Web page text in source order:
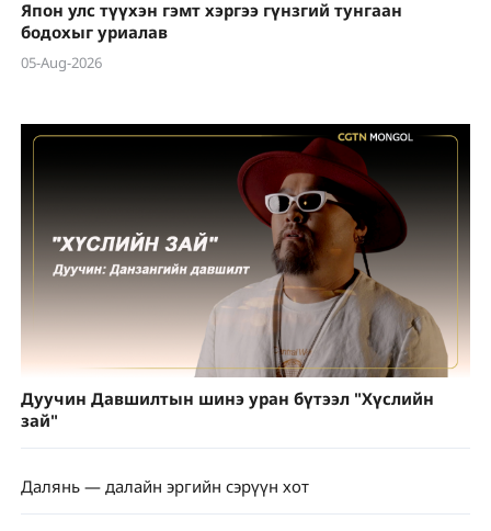
Япон улс түүхэн гэмт хэргээ гүнзгий тунгаан
бодохыг уриалав
05-Aug-2026
Дуучин Давшилтын шинэ уран бүтээл "Хүслийн
зай"
Далянь — далайн эргийн сэрүүн хот